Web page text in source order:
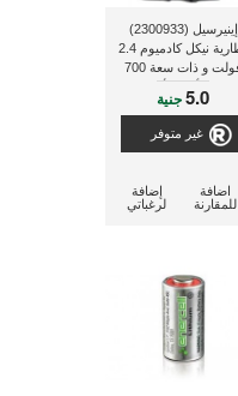
إينيرسيل (2300933)
بطارية نيكل كادميوم 2.4
فولت و ذات سعة 700
مللى أمبير لأجهزة
التليفون الغير مزودة
بسلك و الخاصة بشركة
راديوشاك
5.0جنية
غير متوفر
إضافة
لرغباتي
اضافة
للمقارنة